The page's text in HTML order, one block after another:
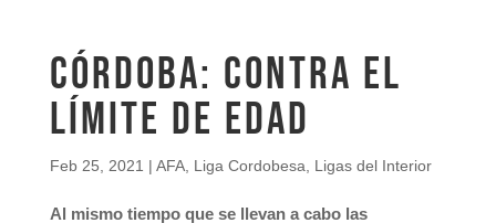
Córdoba: contra el
límite de edad
Feb 25, 2021 | AFA, Liga Cordobesa Ligas del Interior
Al mismo tiempo que se llevan a cabo las